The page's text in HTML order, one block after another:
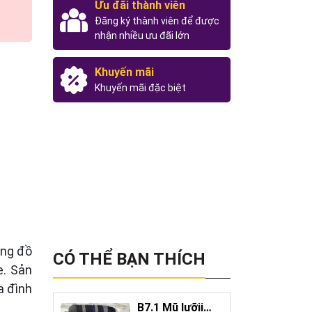
Ưu đãi thành viên
Đăng ký thành viên để được
nhận nhiều ưu đãi lớn
Khuyến mãi
Khuyến mãi đặc biệt
đồ
Sản
đình
CÓ THỂ BẠN THÍCH
B7.1 Mũ lưỡii